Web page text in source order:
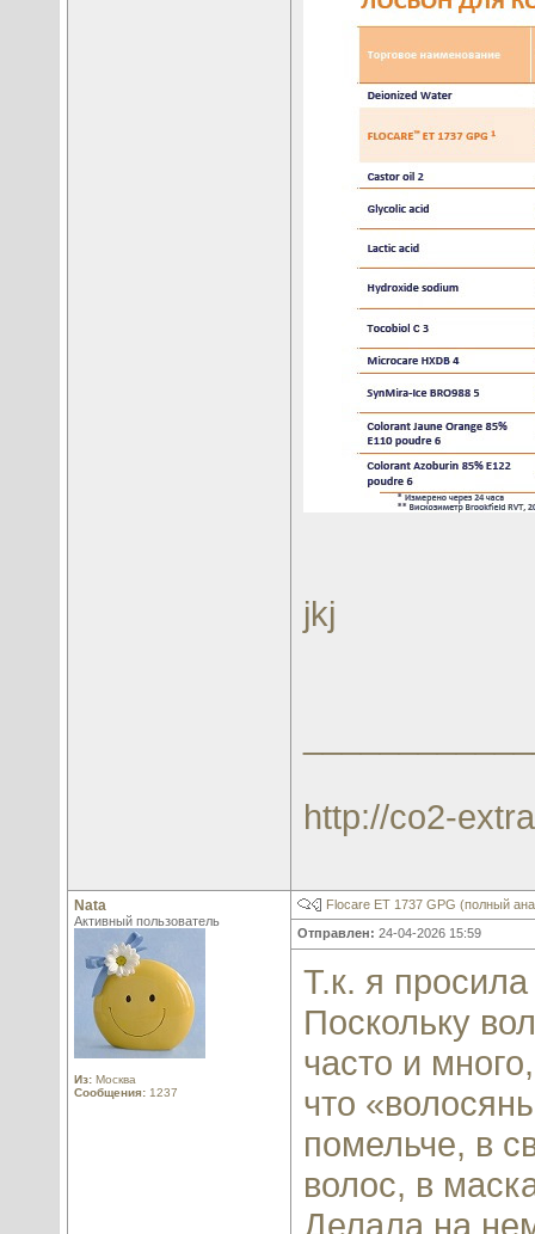
jkj
http://co2-
Nata
Активный пользователь
Из: Москва
Сообщения: 1237
Flocare ET 1737 GPG (полный
Отправлен: 24-04-2026 15:59
Т.к. я
Поскольку
часто и
что
помельче, в
волос, в
Делала на